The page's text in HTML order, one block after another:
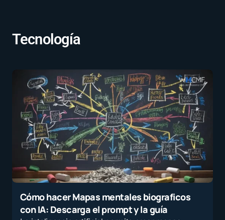
Tecnología
Cómo hacer Mapas mentales biograficos
con IA: Descarga el prompt y la guía